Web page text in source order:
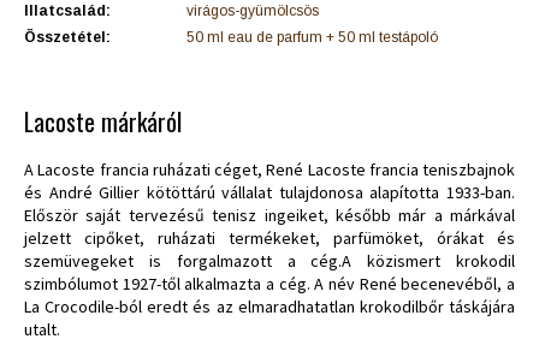
Illatcsalád:
virágos-gyümölcsös
Összetétel:
50 ml eau de parfum + 50 ml testápoló
Lacoste márkáról
A Lacoste francia ruházati céget, René Lacoste francia teniszbajnok
és André Gillier kötöttárú vállalat tulajdonosa alapította 1933-ban.
Először saját tervezésű tenisz ingeiket, később már a márkával
jelzett cipőket, ruházati termékeket, parfümöket, órákat és
szemüvegeket is forgalmazott a cég.A közismert krokodil
szimbólumot 1927-től alkalmazta a cég. A név René becenevéből, a
La Crocodile-ból eredt és az elmaradhatatlan krokodilbőr táskájára
utalt.